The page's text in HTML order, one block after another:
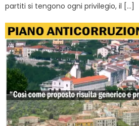
partiti si tengono ogni privilegio, il […]